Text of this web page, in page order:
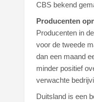
CBS bekend
Producenten
Producenten in
voor de tweede
dan een maand
minder positief
verwachte
Duitsland is een